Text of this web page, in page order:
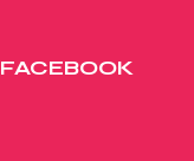
FACEBOOK